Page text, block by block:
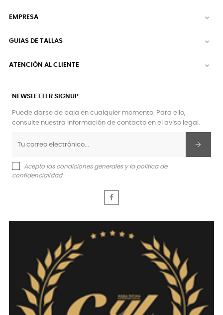
EMPRESA 
GUIAS DE TALLAS 
ATENCIÓN AL CLIENTE 
NEWSLETTER SIGNUP
Puede darse de baja en cualquier momento. Para ello,
consulte nuestra información de contacto en el aviso legal.
Acepto las condiciones generales y la política de
confidencialidad